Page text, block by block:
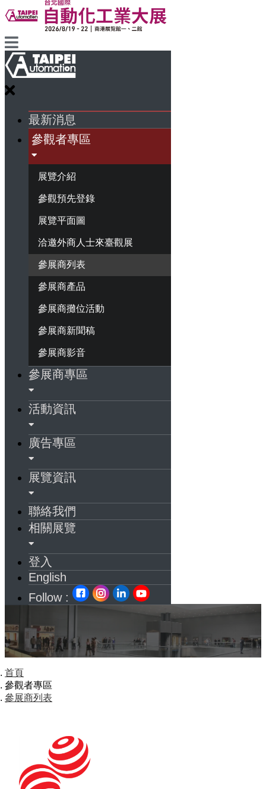
最新消息
參觀者專區
展覽介紹
參觀預先登錄
展覽平面圖
洽邀外商人士來臺觀展
參展商列表
參展商產品
參展商攤位活動
參展商新聞稿
參展商影音
參展商專區
活動資訊
廣告專區
展覽資訊
聯絡我們
相關展覽
登入
English
Follow :
首頁
參觀者專區
參展商列表